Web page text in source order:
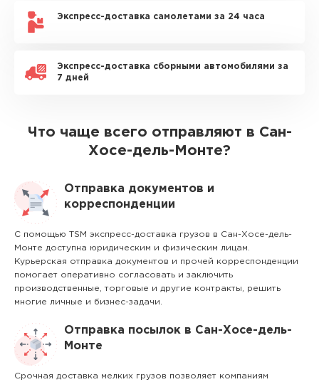
Экспресс-доставка самолетами за 24 часа
Экспресс-доставка сборными автомобилями за
7 дней
Что чаще всего отправляют в Сан-
Хосе-дель-Монте?
Отправка документов и
корреспонденции
С помощью TSM экспресс-доставка грузов в Сан-Хосе-дель-
Монте доступна юридическим и физическим лицам.
Курьерская отправка документов и прочей корреспонденции
помогает оперативно согласовать и заключить
производственные, торговые и другие контракты, решить
многие личные и бизнес-задачи.
Отправка посылок в Сан-Хосе-дель-
Монте
Срочная доставка мелких грузов позволяет компаниям